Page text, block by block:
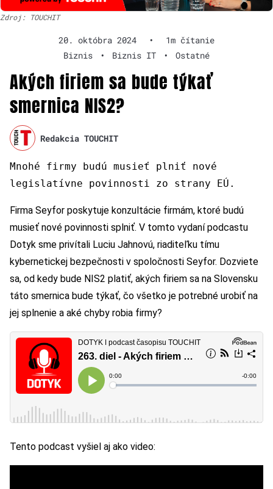
Zdroj: TOUCHIT
20. októbra 2024 •
1m čítanie
Biznis
• Biznis IT • Ostatné
Akých firiem sa bude týkať
smernica NIS2?
Redakcia TOUCHIT
Mnohé firmy budú musieť plniť nové
legislatívne povinnosti zo strany EÚ.
Firma Seyfor poskytuje konzultácie firmám, ktoré budú
musieť nové povinnosti splniť. V tomto vydaní podcastu
Dotyk sme privítali Luciu Jahnovú, riaditeľku tímu
kybernetickej bezpečnosti v spoločnosti Seyfor. Dozviete
sa, od kedy bude NIS2 platiť, akých firiem sa na Slovensku
táto smernica bude týkať, čo všetko je potrebné urobiť na
jej splnenie a aké chyby robia firmy?
Tento podcast vyšiel aj ako video: